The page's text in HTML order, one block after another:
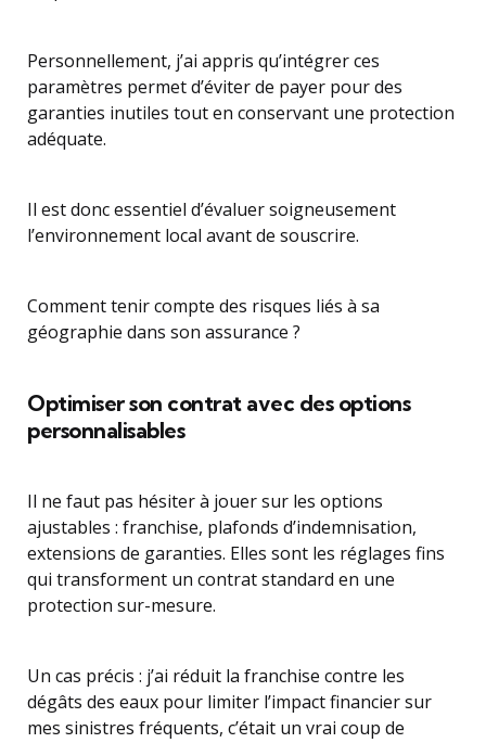
Personnellement, j’ai appris qu’intégrer ces
paramètres permet d’éviter de payer pour des
garanties inutiles tout en conservant une protection
adéquate.
Il est donc essentiel d’évaluer soigneusement
l’environnement local avant de souscrire.
Comment tenir compte des risques liés à sa
géographie dans son assurance ?
Optimiser son contrat avec des options
personnalisables
Il ne faut pas hésiter à jouer sur les options
ajustables : franchise, plafonds d’indemnisation,
extensions de garanties. Elles sont les réglages fins
qui transforment un contrat standard en une
protection sur-mesure.
Un cas précis : j’ai réduit la franchise contre les
dégâts des eaux pour limiter l’impact financier sur
mes sinistres fréquents, c’était un vrai coup de